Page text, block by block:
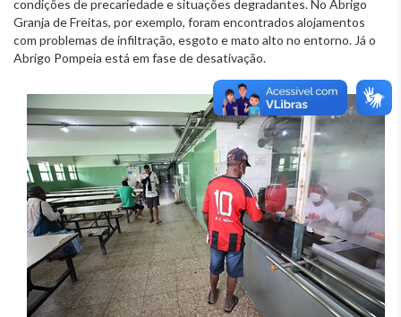
condições de precariedade e situações degradantes. No Abrigo
Granja de Freitas, por exemplo, foram encontrados alojamentos
com problemas de infiltração, esgoto e mato alto no entorno. Já o
Abrigo Pompeia está em fase de desativação.